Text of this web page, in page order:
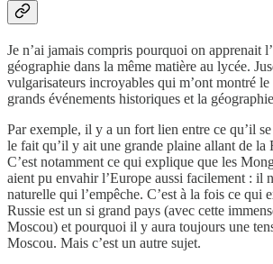
Je n’ai jamais compris pourquoi on apprenait
géographie dans la même matière au lycée.
vulgarisateurs incroyables qui m’ont montré
grands événements historiques et la
Par exemple, il y a un fort lien entre ce qu’il
le fait qu’il y ait une grande plaine allant de la
C’est notamment ce qui explique que les
aient pu envahir l’Europe aussi facilement : il
naturelle qui l’empêche. C’est à la fois ce qui
Russie est un si grand pays (avec cette
Moscou) et pourquoi il y aura toujours une
Moscou. Mais c’est un autre sujet.